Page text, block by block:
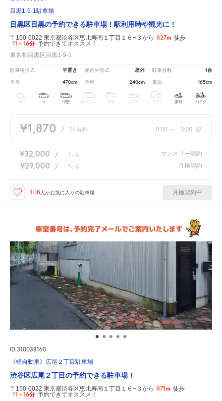
目黒1-9-1駐車場
目黒区目黒の予約できる駐車場！駅利用時や観光に！
〒150-0022 東京都渋谷区恵比寿南１丁目１６−３から 827m 徒歩
11～16分 予約できてオススメ！
東京都目黒区目黒1-9-1
駐車場形式 平置き 屋内外形式 屋外 駐車台数 1台
全長 470cm 全幅 240cm 車高 165cm
軽 コ 中型 ボックス SUV 大型車 トラック 原付 バイク
¥1,870 / 24 時間 0:00 ～ 0:00 契
¥32,000 / 1 ヶ月 マンスリー契約
¥29,000 / 1 ヶ月 月極契約
106 人がお気に入りの駐車場 月極契約中
ID:310038160
《軽自動車》広尾２丁目駐車場
渋谷区広尾２丁目の予約できる駐車場！
〒150-0022 東京都渋谷区恵比寿南１丁目１６−３から 871m 徒歩
11～16分 予約できてオススメ！